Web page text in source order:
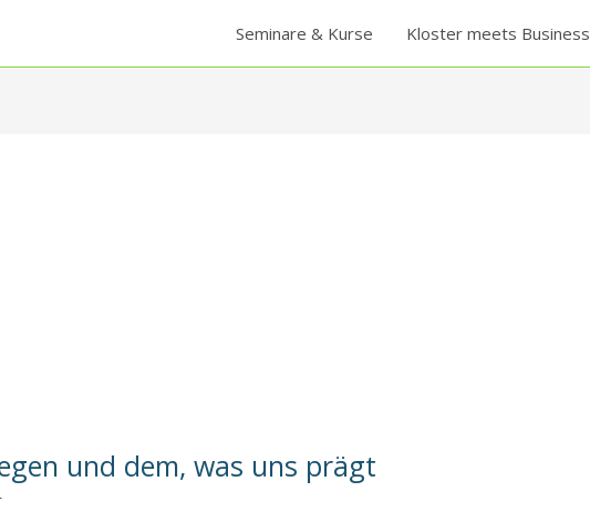
Seminare & Kurse Kloster meets Business
und dem, was uns prägt